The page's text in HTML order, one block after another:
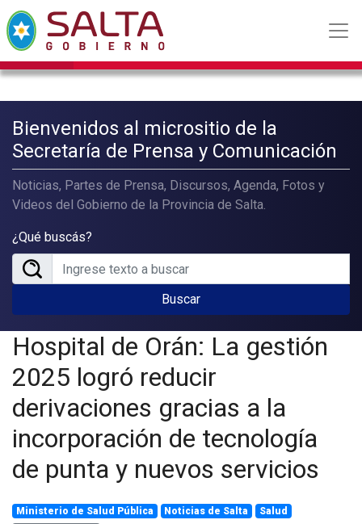
Bienvenidos al micrositio de la
Secretaría de Prensa y Comunicación
Noticias, Partes de Prensa, Discursos, Agenda, Fotos y
Videos del Gobierno de la Provincia de Salta.
¿Qué buscás?
Buscar
Hospital de Orán: La gestión
2025 logró reducir
derivaciones gracias a la
incorporación de tecnología
de punta y nuevos servicios
Ministerio de Salud Pública Noticias de Salta
Salud